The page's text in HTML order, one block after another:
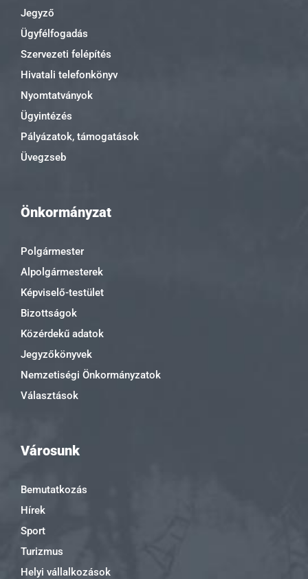
Jegyző
Ügyfélfogadás
Szervezeti felépítés
Hivatali telefonkönyv
Nyomtatványok
Ügyintézés
Pályázatok, támogatások
Üvegzseb
Önkormányzat
Polgármester
Alpolgármesterek
Képviselő-testület
Bizottságok
Közérdekű adatok
Jegyzőkönyvek
Nemzetiségi Önkormányzatok
Választások
Városunk
Bemutatkozás
Hírek
Sport
Turizmus
Helyi vállalkozások